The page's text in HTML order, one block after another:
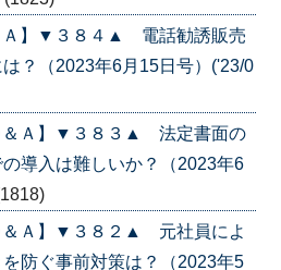
Ａ】▼３８４▲ 電話勧誘販売
？（2023年6月15日号）('23/0
＆Ａ】▼３８３▲ 法定書面の
導入は難しいか？（2023年6
＆Ａ】▼３８２▲ 元社員によ
防ぐ事前対策は？（2023年5